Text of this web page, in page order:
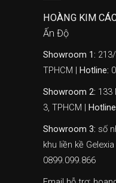
HOÀNG KIM
Ấn Độ
Showroom 1:
TPHCM |
Hotline:
Showroom 2: 133
3, TPHCM |
Showroom 3: số
khu liền kề
0899.099.866